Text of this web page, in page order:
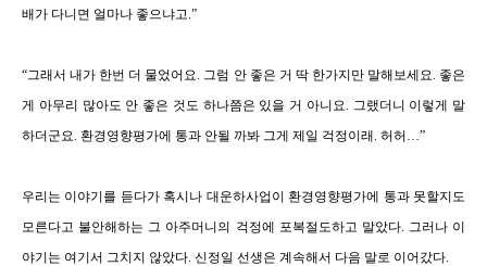
배가 다니면 얼마나 좋으냐고 ”
“그래서 내가 한번 더 물었어요 그럼 안 좋은 거 딱 한가지만 말해보세요
좋은
게 아무리 많아도 안 좋은 것도 하나쯤은 있을 거 아니요
그랬더니 이렇게 말
하더군요 환경영향평가에 통과 안될 까봐 그게 제일 걱정이래 허허 …”
우리는 이야기를 듣다가 혹시나 대운하사업이 환경영향평가에 통과 못할지도
모른다고 불안해하는 그 아주머니의 걱정에 포복절도하고 말았다.
그러나 이
야기는 여기서 그치지 않았다 신정일 선생은 계속해서 다음 말로 이어갔다